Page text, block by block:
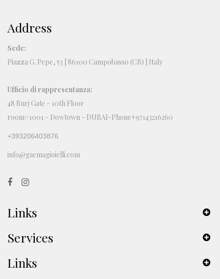
Address
Sede:
Piazza G. Pepe, 53 | 86100 Campobasso (CB) | Italy
Ufficio di rappresentanza:
48 Burj Gate - 10th Floor
room#1001 - Dowtown - DUBAI-Phone+97143216260
+393206403876
info@gaemagioielli.com
Links
Services
Links